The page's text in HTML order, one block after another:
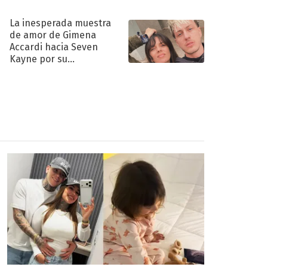
La inesperada muestra
de amor de Gimena
Accardi hacia Seven
Kayne por su